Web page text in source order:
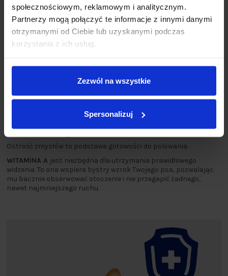
społecznościowym, reklamowym i analitycznym.
Partnerzy mogą połączyć te informacje z innymi danymi
otrzymanymi od Ciebie lub uzyskanymi podczas
korzystania z ich usług.
Zezwól na wszystkie
Spersonalizuj
❇️ Wzrok łowcy
Ostrość zmysłów to podstawa gotowości do polowania.
WITAMINA A jest niezbędna dla utrzymania prawidłowego
widzenia. To ona wspiera bystry wzrok Twojego psa, pozwalając
mu bacznie obserwować otoczenie i nie przegapić żadnego,
nawet najmniejszego ruchu.